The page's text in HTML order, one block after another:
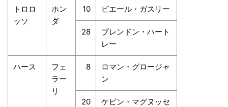
トロロ
ッソ
ホン
ダ
10 ピエール・ガスリー
28
ブレンドン・ハート
レー
ハース
フェ
ラー
リ
8
ロマン・グロージャ
ン
20
ケビン・マグヌッセ